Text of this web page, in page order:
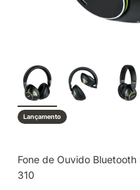
Lançamento
Fone de Ouvido Bluetooth
310